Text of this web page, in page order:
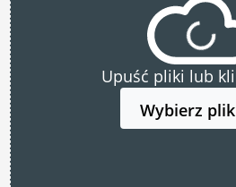
Upuść pliki lub
Wybierz plik